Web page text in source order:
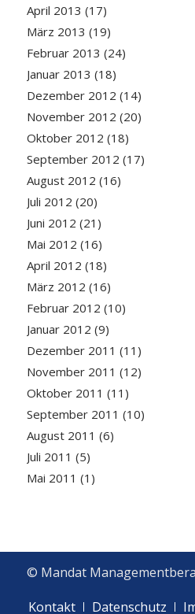
April 2013 (17)
März 2013 (19)
Februar 2013 (24)
Januar 2013 (18)
Dezember 2012 (14)
November 2012 (20)
Oktober 2012 (18)
September 2012 (17)
August 2012 (16)
Juli 2012 (20)
Juni 2012 (21)
Mai 2012 (16)
April 2012 (18)
März 2012 (16)
Februar 2012 (10)
Januar 2012 (9)
Dezember 2011 (11)
November 2011 (12)
Oktober 2011 (11)
September 2011 (10)
August 2011 (6)
Juli 2011 (5)
Mai 2011 (1)
© Mandat
Kontakt
Datenschutz